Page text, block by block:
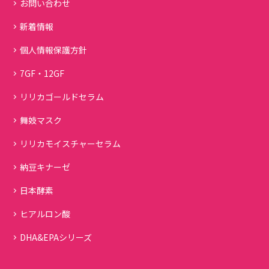
お問い合わせ
新着情報
個人情報保護方針
7GF・12GF
リリカゴールドセラム
舞妓マスク
リリカモイスチャーセラム
納豆キナーゼ
日本酵素
ヒアルロン酸
DHA&EPAシリーズ